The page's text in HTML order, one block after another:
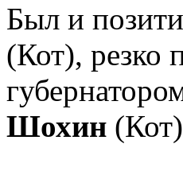
Был и
(Кот), резко
Шохин